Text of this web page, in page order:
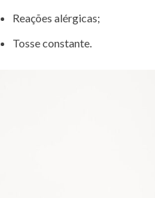
Reações alérgicas;
Tosse constante.